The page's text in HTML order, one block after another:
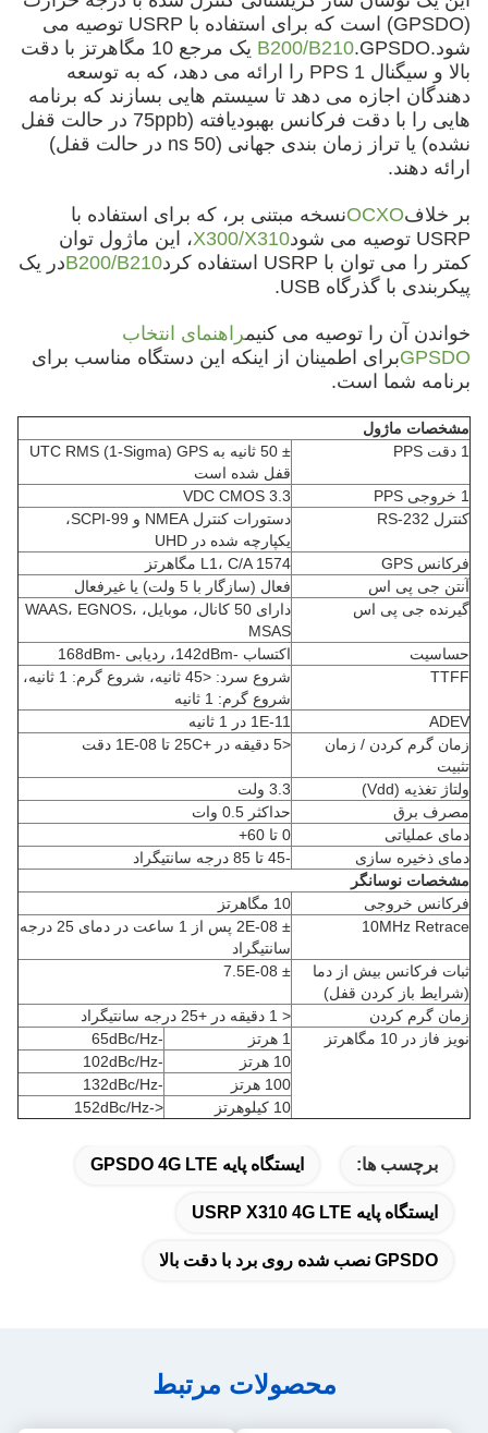
(GPSDO) است که برای استفاده با USRP توصیه می
شود.
B200/B210
.GPSDO یک مرجع 10 مگاهرتز با دقت
بالا و سیگنال 1 PPS را ارائه می دهد، که به توسعه
دهندگان اجازه می دهد تا سیستم هایی بسازند که برنامه
هایی را با دقت فرکانس بهبودیافته (75ppb در حالت قفل
نشده) یا تراز زمان بندی جهانی (50 ns در حالت قفل)
ارائه دهند.
بر خلافOCXOنسخه مبتنی بر، که برای استفاده با
USRP توصیه می شود
X300/X310، این ماژول توان
کمتر را می توان با USRP استفاده کرد
B200/B210در یک
پیکربندی با گذرگاه USB.
خواندن آن را توصیه می کنیمراهنمای انتخاب
GPSDOبرای اطمینان از اینکه این دستگاه مناسب برای
برنامه شما است.
مشخصات ماژول
1 دقت PPS
± 50 ثانیه به UTC RMS (1-Sigma) GPS
قفل شده است
1 خروجی PPS
3.3 VDC CMOS
کنترل RS-232
دستورات کنترل NMEA و SCPI-99،
یکپارچه شده در UHD
فرکانس GPS
L1، C/A 1574 مگاهرتز
آنتن جی پی اس
فعال (سازگار با 5 ولت) یا غیرفعال
گیرنده جی پی اس
دارای 50 کانال، موبایل، WAAS، EGNOS،
MSAS
حساسیت
اکتساب -142dBm، ردیابی -168dBm
TTFF
شروع سرد: <45 ثانیه، شروع گرم: 1 ثانیه،
شروع گرم: 1 ثانیه
ADEV
1E-11 در 1 ثانیه
زمان گرم کردن / زمان
تثبیت
<5 دقیقه در +25C تا 1E-08 دقت
ولتاژ تغذیه (Vdd)
3.3 ولت
مصرف برق
حداکثر 0.5 وات
دمای عملیاتی
0 تا 60+
دمای ذخیره سازی
-45 تا 85 درجه سانتیگراد
مشخصات نوسانگر
فرکانس خروجی
10 مگاهرتز
10MHz Retrace
± 2E-08 پس از 1 ساعت در دمای 25 درجه
سانتیگراد
ثبات فرکانس بیش از دما
(شرایط باز کردن قفل)
± 7.5E-08
زمان گرم کردن
< 1 دقیقه در +25 درجه سانتیگراد
نویز فاز در 10 مگاهرتز
1 هرتز
-65dBc/Hz
10 هرتز
-102dBc/Hz
100 هرتز
-132dBc/Hz
10 کیلوهرتز
<-152dBc/Hz
برچسب ها: ایستگاه پایه GPSDO 4G LTE
ایستگاه پایه USRP X310 4G LTE
GPSDO نصب شده روی برد با دقت بالا
محصولات مرتبط